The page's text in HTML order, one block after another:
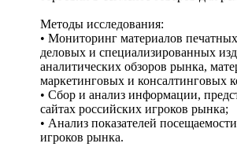
Методы исследования:
• Мониторинг материалов
деловых и специализированных
аналитических обзоров рынка,
маркетинговых и консалтинговых
• Сбор и анализ информации,
сайтах российских игроков рынка;
• Анализ показателей
игроков рынка.